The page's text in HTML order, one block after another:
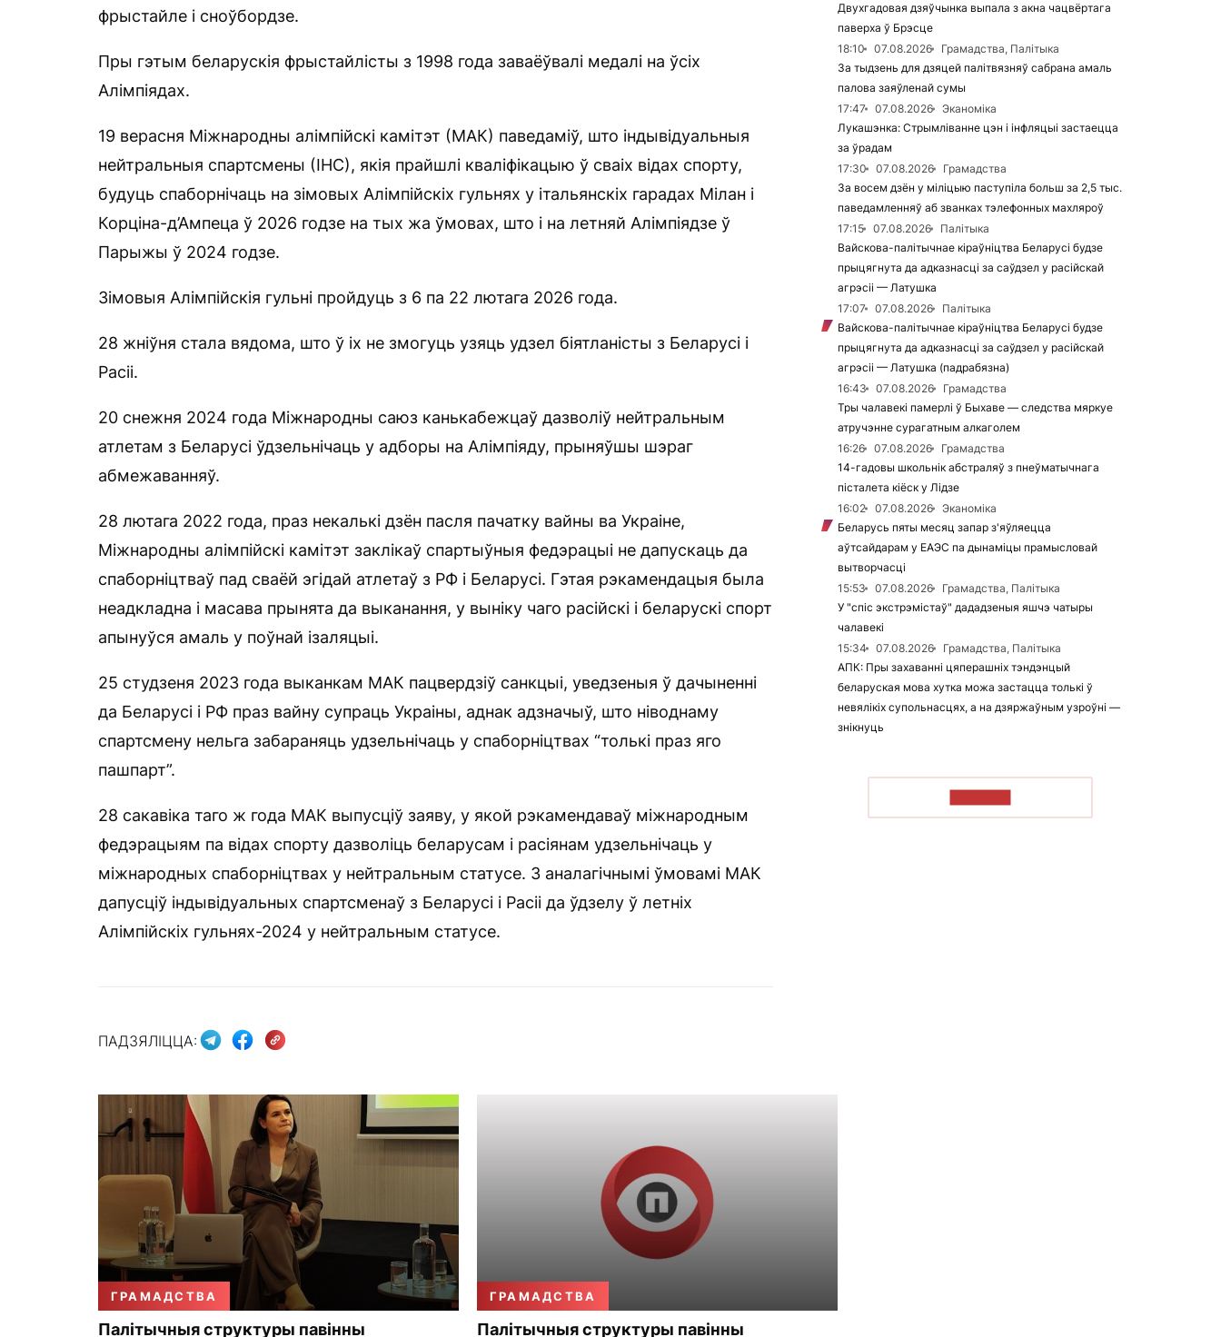
фрыстайле і сноўбордзе.
Пры гэтым беларускія фрыстайлісты з 1998 года заваёўвалі медалі на ўсіх
Алімпіядах.
19 верасня Міжнародны алімпійскі камітэт (МАК) паведаміў, што індывідуальныя
нейтральныя спартсмены (ІНС), якія прайшлі кваліфікацыю ў сваіх відах спорту,
будуць спаборнічаць на зімовых Алімпійскіх гульнях у італьянскіх гарадах Мілан і
Корціна-д’Ампеца ў 2026 годзе на тых жа ўмовах, што і на летняй Алімпіядзе ў
Парыжы ў 2024 годзе.
Зімовыя Алімпійскія гульні пройдуць з 6 па 22 лютага 2026 года.
28 жніўня стала вядома, што ў іх не змогуць узяць удзел біятланісты з Беларусі і
Расіі.
20 снежня 2024 года Міжнародны саюз канькабежцаў дазволіў нейтральным
атлетам з Беларусі ўдзельнічаць у адборы на Алімпіяду, прыняўшы шэраг
абмежаванняў.
28 лютага 2022 года, праз некалькі дзён пасля пачатку вайны ва Украіне,
Міжнародны алімпійскі камітэт заклікаў спартыўныя федэрацыі не дапускаць да
спаборніцтваў пад сваёй эгідай атлетаў з РФ і Беларусі. Гэтая рэкамендацыя была
неадкладна і масава прынята да выканання, у выніку чаго расійскі і беларускі спорт
апынуўся амаль у поўнай ізаляцыі.
25 студзеня 2023 года выканкам МАК пацвердзіў санкцыі, уведзеныя ў дачыненні
да Беларусі і РФ праз вайну супраць Украіны, аднак адзначыў, што ніводнаму
спартсмену нельга забараняць удзельнічаць у спаборніцтвах “толькі праз яго
пашпарт”.
28 сакавіка таго ж года МАК выпусціў заяву, у якой рэкамендаваў міжнародным
федэрацыям па відах спорту дазволіць беларусам і расіянам удзельнічаць у
міжнародных спаборніцтвах у нейтральным статусе. З аналагічнымі ўмовамі МАК
дапусціў індывідуальных спартсменаў з Беларусі і Расіі да ўдзелу ў летніх
Алімпійскіх гульнях-2024 у нейтральным статусе.
ПАДЗЯЛІЦЦА:
ГРАМАДСТВА
Палітычныя структуры павінны
ГРАМАДСТВА
Палітычныя структуры павінны
Двухгадовая дзяўчынка выпала з акна чацвёртага
паверха ў Брэсце
18:10
07.08.2026
Грамадства, Палітыка
За тыдзень для дзяцей палітвязняў сабрана амаль
палова заяўленай сумы
17:47
07.08.2026
Эканоміка
Лукашэнка: Стрымліванне цэн і інфляцыі застаецца
за ўрадам
17:30
07.08.2026
Грамадства
За восем дзён у міліцыю паступіла больш за 2,5 тыс.
паведамленняў аб званках тэлефонных махляроў
17:15
07.08.2026
Палітыка
Вайскова-палітычнае кіраўніцтва Беларусі будзе
прыцягнута да адказнасці за саўдзел у расійскай
агрэсіі — Латушка
17:07
07.08.2026
Палітыка
Вайскова-палітычнае кіраўніцтва Беларусі будзе
прыцягнута да адказнасці за саўдзел у расійскай
агрэсіі — Латушка (падрабязна)
16:43
07.08.2026
Грамадства
Тры чалавекі памерлі ў Быхаве — следства мяркуе
атручэнне сурагатным алкаголем
16:26
07.08.2026
Грамадства
14-гадовы школьнік абстраляў з пнеўматычнага
пісталета кіёск у Лідзе
16:02
07.08.2026
Эканоміка
Беларусь пяты месяц запар з'яўляецца
аўтсайдарам у ЕАЭС па дынаміцы прамысловай
вытворчасці
15:53
07.08.2026
Грамадства, Палітыка
У "спіс экстрэмістаў" дададзеныя яшчэ чатыры
чалавекі
15:34
07.08.2026
Грамадства, Палітыка
АПК: Пры захаванні цяперашніх тэндэнцый
беларуская мова хутка можа застацца толькі ў
невялікіх супольнасцях, а на дзяржаўным узроўні —
знікнуць